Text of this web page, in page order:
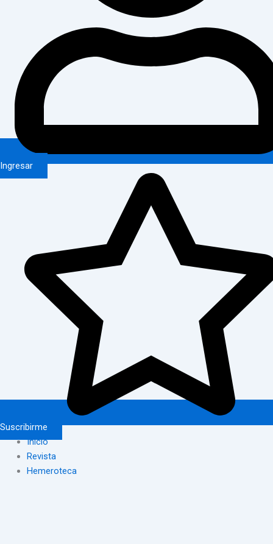
Ingresar
Suscribirme
Inicio
Revista
Hemeroteca